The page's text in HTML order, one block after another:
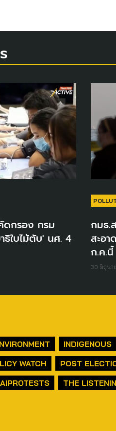
ดกรอง กรม
ใบไม้ตับ' นศ. 4
กมธ.
สะอา
ก.ค.นี้
30 มิถุนา
INDIGENOUS
WATCH POST
THE